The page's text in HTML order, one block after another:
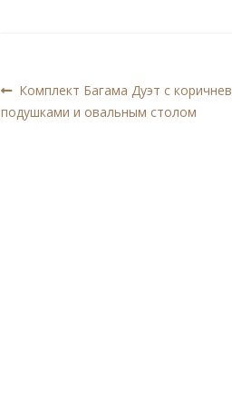
Навигация
по
Предыдущая
запись:
Комплект Багама Дуэт с
подушками и овальным столом